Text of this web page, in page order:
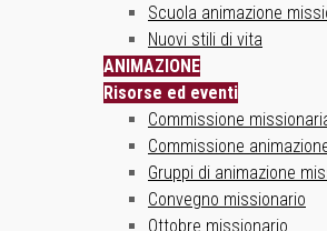
Scuola animazione
Nuovi stili di vita
ANIMAZIONE
Risorse ed eventi
Commissione
Commissione
Gruppi di animazione
Convegno missionario
Ottobre missionario